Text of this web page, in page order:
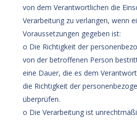
von dem Verantwortlichen die
Verarbeitung zu verlangen, wenn
Voraussetzungen gegeben ist:
o Die Richtigkeit der
von der betroffenen Person
eine Dauer, die es dem
die Richtigkeit der
überprüfen.
o Die Verarbeitung ist